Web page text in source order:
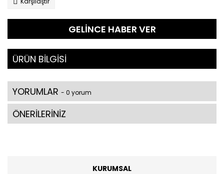
GELİNCE HABER VER
ÜRÜN BİLGİSİ
YORUMLAR - 0 yorum
ÖNERİLERİNİZ
KURUMSAL